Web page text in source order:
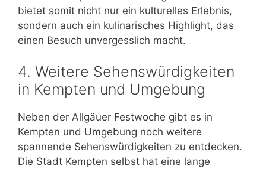
bietet somit nicht nur ein kulturelles Erlebnis,
sondern auch ein kulinarisches Highlight, das
einen Besuch unvergesslich macht.
4. Weitere Sehenswürdigkeiten
in Kempten und Umgebung
Neben der Allgäuer Festwoche gibt es in
Kempten und Umgebung noch weitere
spannende Sehenswürdigkeiten zu entdecken.
Die Stadt Kempten selbst hat eine lange